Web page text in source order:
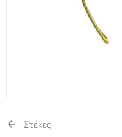
Στέκες